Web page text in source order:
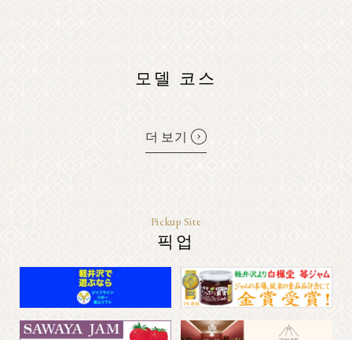
모델 코스
더 보기
Pickup Site
픽업